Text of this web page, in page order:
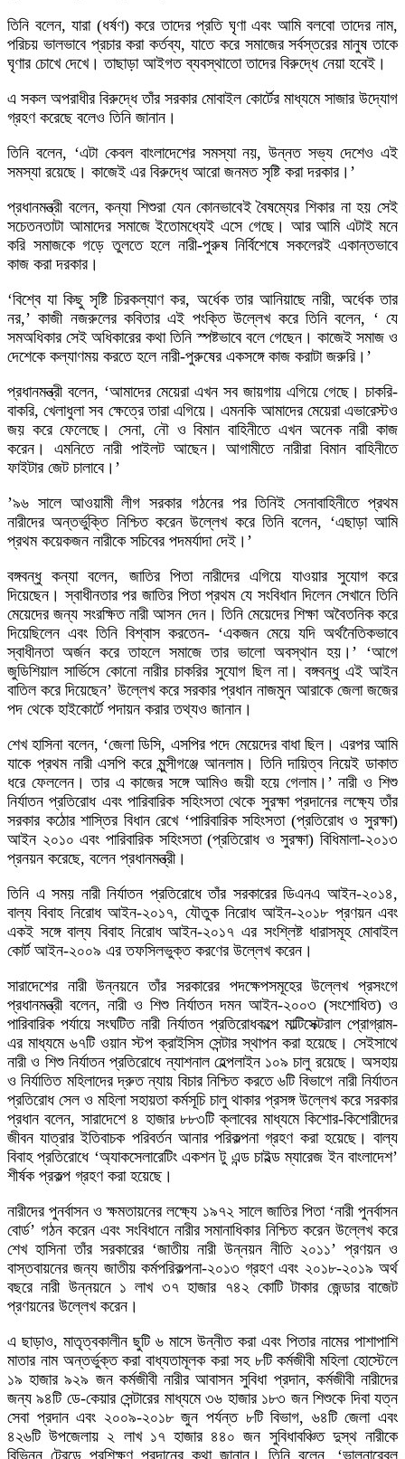
তিনি বলেন, যারা (ধর্ষণ) করে তাদের প্রতি ঘৃণা এবং আমি বলবো তাদের নাম,
পরিচয় ভালভাবে প্রচার করা কর্তব্য, যাতে করে সমাজের সর্বস্তরের মানুষ তাকে
ঘৃণার চোখে দেখে। তাছাড়া আইগত ব্যবস্থাতো তাদের বিরুদ্ধে নেয়া হবেই।
এ সকল অপরাধীর বিরুদ্ধে তাঁর সরকার মোবাইল কোর্টের মাধ্যমে সাজার উদ্যোগ
গ্রহণ করেছে বলেও তিনি জানান।
তিনি বলেন, ‘এটা কেবল বাংলাদেশের সমস্যা নয়, উন্নত সভ্য দেশেও এই
সমস্যা রয়েছে। কাজেই এর বিরুদ্ধে আরো জনমত সৃষ্টি করা দরকার।’
প্রধানমন্ত্রী বলেন, কন্যা শিশুরা যেন কোনভাবেই বৈষম্যের শিকার না হয় সেই
সচেতনতাটা আমাদের সমাজে ইতোমধ্যেই এসে গেছে। আর আমি এটাই মনে
করি সমাজকে গড়ে তুলতে হলে নারী-পুরুষ নির্বিশেষে সকলেরই একান্তভাবে
কাজ করা দরকার।
‘বিশ্বে যা কিছু সৃষ্টি চিরকল্যাণ কর, অর্ধেক তার আনিয়াছে নারী, অর্ধেক তার
নর,’ কাজী নজরুলের কবিতার এই পংক্তি উল্লেখ করে তিনি বলেন, ‘ যে
সমঅধিকার সেই অধিকারের কথা তিনি স্পষ্টভাবে বলে গেছেন। কাজেই সমাজ ও
দেশেকে কল্যাণময় করতে হলে নারী-পুরুষের একসঙ্গে কাজ করাটা জরুরি।’
প্রধানমন্ত্রী বলেন, ‘আমাদের মেয়েরা এখন সব জায়গায় এগিয়ে গেছে। চাকরি-
বাকরি, খেলাধুলা সব ক্ষেত্রে তারা এগিয়ে। এমনকি আমাদের মেয়েরা এভারেস্টও
জয় করে ফেলেছে। সেনা, নৌ ও বিমান বাহিনীতে এখন অনেক নারী কাজ
করেন। এমনিতে নারী পাইলট আছেন। আগামীতে নারীরা বিমান বাহিনীতে
ফাইটার জেট চালাবে।’
’৯৬ সালে আওয়ামী লীগ সরকার গঠনের পর তিনিই সেনাবাহিনীতে প্রথম
নারীদের অন্তর্ভুক্তি নিশ্চিত করেন উল্লেখ করে তিনি বলেন, ‘এছাড়া আমি
প্রথম কয়েকজন নারীকে সচিবের পদমর্যাদা দেই।’
বঙ্গবন্ধু কন্যা বলেন, জাতির পিতা নারীদের এগিয়ে যাওয়ার সুযোগ করে
দিয়েছেন। স্বাধীনতার পর জাতির পিতা প্রথম যে সংবিধান দিলেন সেখানে তিনি
মেয়েদের জন্য সংরক্ষিত নারী আসন দেন। তিনি মেয়েদের শিক্ষা অবৈতনিক করে
দিয়েছিলেন এবং তিনি বিশ্বাস করতেন- ‘একজন মেয়ে যদি অর্থনৈতিকভাবে
স্বাধীনতা অর্জন করে তাহলে সমাজে তার ভালো অবস্থান হয়।’ ‘আগে
জুডিশিয়াল সার্ভিসে কোনো নারীর চাকরির সুযোগ ছিল না। বঙ্গবন্ধু এই আইন
বাতিল করে দিয়েছেন’ উল্লেখ করে সরকার প্রধান নাজমুন আরাকে জেলা জজের
পদ থেকে হাইকোর্টে পদায়ন করার তথ্যও জানান।
শেখ হাসিনা বলেন, ‘জেলা ডিসি, এসপির পদে মেয়েদের বাধা ছিল। এরপর আমি
যাকে প্রথম নারী এসপি করে মুন্সীগঞ্জে আনলাম। তিনি দায়িত্ব নিয়েই ডাকাত
ধরে ফেললেন। তার এ কাজের সঙ্গে আমিও জয়ী হয়ে গেলাম।’ নারী ও শিশু
নির্যাতন প্রতিরোধ এবং পারিবারিক সহিংসতা থেকে সুরক্ষা প্রদানের লক্ষ্যে তাঁর
সরকার কঠোর শাস্তির বিধান রেখে ‘পারিবারিক সহিংসতা (প্রতিরোধ ও সুরক্ষা)
আইন ২০১০ এবং পারিবারিক সহিংসতা (প্রতিরোধ ও সুরক্ষা) বিধিমালা-২০১৩
প্রনয়ন করেছে, বলেন প্রধানমন্ত্রী।
তিনি এ সময় নারী নির্যাতন প্রতিরোধে তাঁর সরকারের ডিএনএ আইন-২০১৪,
বাল্য বিবাহ নিরোধ আইন-২০১৭, যৌতুক নিরোধ আইন-২০১৮ প্রণয়ন এবং
একই সঙ্গে বাল্য বিবাহ নিরোধ আইন-২০১৭ এর সংশ্লিষ্ট ধারাসমূহ মোবাইল
কোর্ট আইন-২০০৯ এর তফসিলভুক্ত করণের উল্লেখ করেন।
সারাদেশের নারী উন্নয়নে তাঁর সরকারের পদক্ষেপসমূহের উল্লেখ প্রসংগে
প্রধানমন্ত্রী বলেন, নারী ও শিশু নির্যাতন দমন আইন-২০০৩ (সংশোধিত) ও
পারিবারিক পর্যায়ে সংঘটিত নারী নির্যাতন প্রতিরোধকল্পে মাল্টিসেক্টরাল প্রোগ্রাম-
এর মাধ্যমে ৬৭টি ওয়ান স্টপ ক্রাইসিস সেন্টার স্থাপন করা হয়েছে। সেইসাথে
নারী ও শিশু নির্যাতন প্রতিরোধে ন্যাশনাল হেল্পলাইন ১০৯ চালু রয়েছে। অসহায়
ও নির্যাতিত মহিলাদের দ্রুত ন্যায় বিচার নিশ্চিত করতে ৬টি বিভাগে নারী নির্যাতন
প্রতিরোধ সেল ও মহিলা সহায়তা কর্মসূচি চালু থাকার প্রসঙ্গ উল্লেখ করে সরকার
প্রধান বলেন, সারাদেশে ৪ হাজার ৮৮৩টি ক্লাবের মাধ্যমে কিশোর-কিশোরীদের
জীবন যাত্রার ইতিবাচক পরিবর্তন আনার পরিকল্পনা গ্রহণ করা হয়েছে। বাল্য
বিবাহ প্রতিরোধে ‘অ্যাকসেলারেটিং একশন টু এন্ড চাইল্ড ম্যারেজ ইন বাংলাদেশ’
শীর্ষক প্রকল্প গ্রহণ করা হয়েছে।
নারীদের পুনর্বাসন ও ক্ষমতায়নের লক্ষ্যে ১৯৭২ সালে জাতির পিতা ‘নারী পুনর্বাসন
বোর্ড’ গঠন করেন এবং সংবিধানে নারীর সমানাধিকার নিশ্চিত করেন উল্লেখ করে
শেখ হাসিনা তাঁর সরকারের ‘জাতীয় নারী উন্নয়ন নীতি ২০১১’ প্রণয়ন ও
বাস্তবায়নের জন্য জাতীয় কর্মপরিকল্পনা-২০১৩ গ্রহণ এবং ২০১৮-২০১৯ অর্থ
বছরে নারী উন্নয়নে ১ লাখ ৩৭ হাজার ৭৪২ কোটি টাকার জেন্ডার বাজেট
প্রণয়নের উল্লেখ করেন।
এ ছাড়াও, মাতৃত্বকালীন ছুটি ৬ মাসে উন্নীত করা এবং পিতার নামের পাশাপাশি
মাতার নাম অন্তর্ভুক্ত করা বাধ্যতামূলক করা সহ ৮টি কর্মজীবী মহিলা হোস্টেলে
১৯ হাজার ৯২৯ জন কর্মজীবী নারীর আবাসন সুবিধা প্রদান, কর্মজীবী নারীদের
জন্য ৯৪টি ডে-কেয়ার সেন্টারের মাধ্যমে ৩৬ হাজার ১৮৩ জন শিশুকে দিবা যত্ন
সেবা প্রদান এবং ২০০৯-২০১৮ জুন পর্যন্ত ৮টি বিভাগ, ৬৪টি জেলা এবং
৪২৬টি উপজেলায় ২ লাখ ১৭ হাজার ৪৪০ জন সুবিধাবঞ্চিত দুস্থ নারীকে
বিভিন্ন ট্রেডে প্রশিক্ষণ প্রদানের কথা জানান। তিনি বলেন, ‘ভালনারেবল